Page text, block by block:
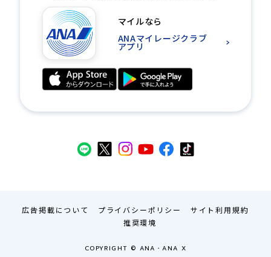
マイルなら
ANAマイレージクラブ
アプリ
広告掲載について プライバシーポリシー
サイト利用規約
推奨環境
COPYRIGHT © ANA・ANA X